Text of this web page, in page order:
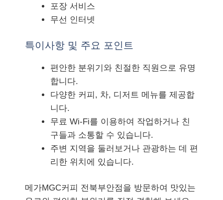
포장 서비스
무선 인터넷
특이사항 및 주요 포인트
편안한 분위기와 친절한 직원으로 유명
합니다.
다양한 커피, 차, 디저트 메뉴를 제공합
니다.
무료 Wi-Fi를 이용하여 작업하거나 친
구들과 소통할 수 있습니다.
주변 지역을 둘러보거나 관광하는 데 편
리한 위치에 있습니다.
메가MGC커피 전북부안점을 방문하여 맛있는